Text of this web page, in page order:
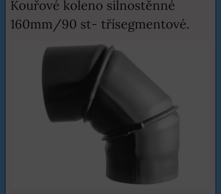
Kouřové koleno silnostěnné
160mm/90 st- třísegmentové.